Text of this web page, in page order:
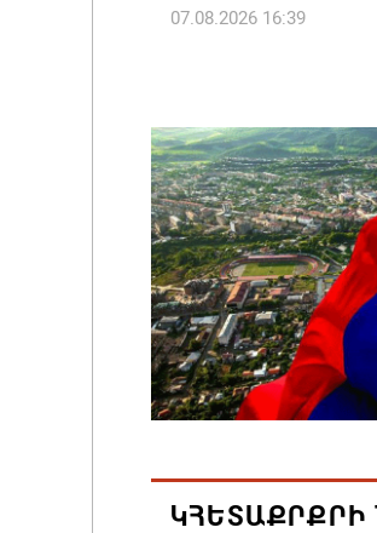
07.08.2026 16:39
07.08.2026 16:34
ՀՐԱՎԻՐՈՒՄ ԵՆՔ
ԲՆԱԿԱՎԱՅՐԻ ՕՐԸ
07.08.2026 16:21
Կապան համայնքի
նախաձեռնությամբ
մեծածավալ
07.08.2026 16:09
ԿՀԵՏԱՔՐՔՐԻ